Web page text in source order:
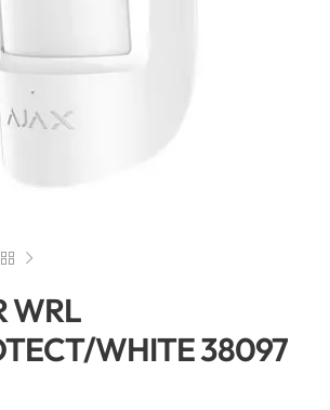
palielinātu
WRL
WHITE 38097